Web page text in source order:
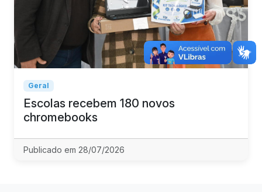
Geral
Escolas recebem 180 novos
chromebooks
Publicado em 28/07/2026